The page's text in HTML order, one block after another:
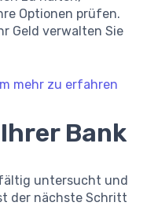
Optionen prüfen.
Geld verwalten Sie
mehr zu erfahren
Bank
untersucht und
der nächste Schritt